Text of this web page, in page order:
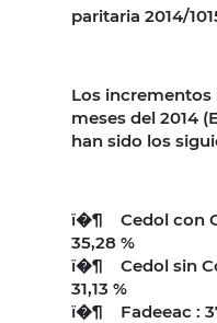
paritaria 2014/
Los incrementos
meses del 2014
han sido los
ï�¶ Cedol con
35,28 %
ï�¶ Cedol sin
31,13 %
ï�¶ Fadeeac :